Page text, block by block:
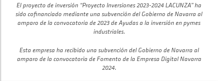
El proyecto de inversión “Proyecto Inversiones 2023-2024 LACUNZA” ha
sido cofinanciado mediante una subvención del Gobierno de Navarra al
amparo de la convocatoria de 2023 de Ayudas a la inversión en pymes
industriales.
Esta empresa ha recibido una subvención del Gobierno de Navarra al
amparo de la convocatoria de Fomento de la Empresa Digital Navarra
2024.